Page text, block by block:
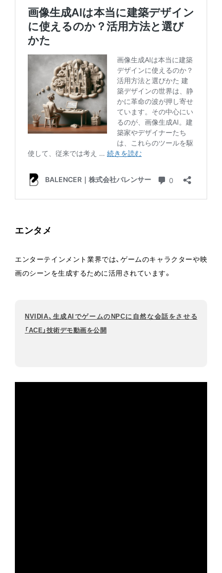
エンタメ
エンターテインメント業界では、ゲームのキャラクターや映
画のシーンを生成するために活用されています。
NVIDIA、生成AIでゲームのNPCに自然な会話をさせる
「ACE」技術デモ動画を公開